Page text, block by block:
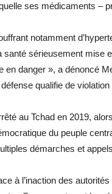
ses médicaments –
notamment
santé sérieusement mise
en danger », a dénoncé
défense qualifie de
au Tchad en 2019,
du peuple
démarches et
à l’inaction des